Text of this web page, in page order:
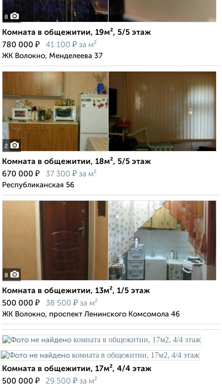
8
Комната в общежитии, 19м², 5/5 этаж
780 000 ₽ 41 100 ₽ за м²
ЖК Волокно, Менделеева 37
2
Комната в общежитии, 18м², 5/5 этаж
670 000 ₽ 37 300 ₽ за м²
Республиканская 56
8
Комната в общежитии, 13м², 1/5 этаж
500 000 ₽ 38 500 ₽ за м²
ЖК Волокно, проспект Ленинского Комсомола 46
Комната в общежитии, 17м², 4/4 этаж
500 000 ₽ 29 500 ₽ за м²